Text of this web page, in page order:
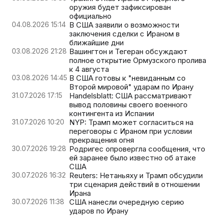
оружия будет зафиксирован
официально
04.08.2026 15:14 В США заявили о возможности
заключения сделки с Ираном в
ближайшие дни
03.08.2026 21:28 Вашингтон и Тегеран обсуждают
полное открытие Ормузского пролива
к 4 августа
03.08.2026 14:45 В США готовы к "невиданным со
Второй мировой" ударам по Ирану
31.07.2026 17:15
Handelsblatt: США рассматривают
вывод половины своего военного
контингента из Испании
31.07.2026 10:20
NYP: Трамп может согласиться на
переговоры с Ираном при условии
прекращения огня
30.07.2026 19:28 Родригес опровергла сообщения, что
ей заранее было известно об атаке
США
30.07.2026 16:32 Reuters: Нетаньяху и Трамп обсудили
три сценария действий в отношении
Ирана
30.07.2026 11:38
США нанесли очередную серию
ударов по Ирану